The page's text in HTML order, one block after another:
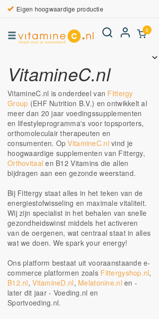
Eigen hoogwaardige productie
0
VitamineC.nl
VitamineC.nl is onderdeel van FIttergy
Group (EHF Nutrition B.V.) en ontwikkelt al
meer dan 20 jaar voedingssupplementen
en lifestyleprogramma's voor topsporters,
orthomoleculair therapeuten en
consumenten. OpVitamineC.nl vind je
hoogwaardige supplementen van Fittergy,
Orthovitaal en B12 Vitamins die allen
bijdragen aan een gezonde weerstand.
Bij Fittergy staat alles in het teken van de
energiestofwisseling en maximale vitaliteit.
Wij zijn specialist in het behalen van snelle
gezondheidswinst middels het activeren
van de oergenen, wat centraal staat in alles
wat we doen. We spark your energy!
Ons platform bestaat uit vooraanstaande e-
commerce platformen zoals Fittergyshop.nl,
B12.nl,VitamineD.nl, Melatonine.nlen -
later dit jaar - Voeding.nl en
Sportvoeding.nl.